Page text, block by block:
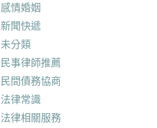
感情婚姻
新聞快遞
未分類
民事律師推薦
民間債務協商
法律常識
法律相關服務